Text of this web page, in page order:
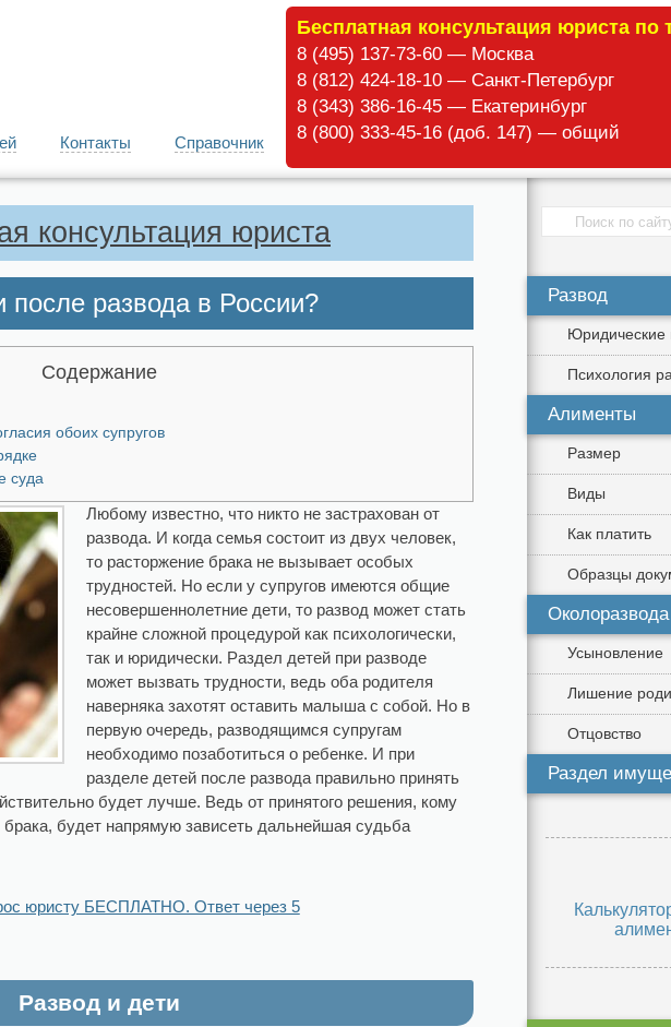
Бесплатная консультация юриста по
8 (495) 137-73-60 — Москва
8 (812) 424-18-10 — Санкт-Петербург
8 (343) 386-16-45 — Екатеринбург
8 (800) 333-45-16 (доб. 147) — общий
Контакты Справочник
консультация юриста
после развода в России?
Содержание
обоих супругов
суда
Любому известно, что никто не застрахован от
развода. И когда семья состоит из двух человек,
то расторжение брака не вызывает особых
трудностей. Но если у супругов имеются общие
несовершеннолетние дети, то развод может стать
крайне сложной процедурой как психологически,
так и юридически. Раздел детей при разводе
может вызвать трудности, ведь оба родителя
наверняка захотят оставить малыша с собой. Но в
первую очередь, разводящимся супругам
необходимо позаботиться о ребенке. И при
разделе детей после развода правильно принять
будет лучше. Ведь от принятого решения, кому
брака, будет напрямую зависеть дальнейшая судьба
юристу БЕСПЛАТНО. Ответ через 5
Развод и дети
Развод
Психология
Алименты
Размер
Виды
Как платить
Образцы
Околоразвода
Усыновление
Лишение
Отцовство
Раздел